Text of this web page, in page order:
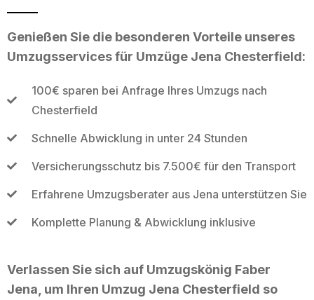
Genießen Sie die besonderen Vorteile unseres
Umzugsservices für Umzüge Jena Chesterfield:
100€ sparen bei Anfrage Ihres Umzugs nach
Chesterfield
Schnelle Abwicklung in unter 24 Stunden
Versicherungsschutz bis 7.500€ für den Transport
Erfahrene Umzugsberater aus Jena unterstützen Sie
Komplette Planung & Abwicklung inklusive
Verlassen Sie sich auf Umzugskönig Faber
Jena, um Ihren Umzug Jena Chesterfield so